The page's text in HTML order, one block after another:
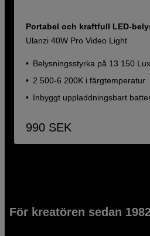
Portabel och kraftfull LED-
Ulanzi 40W Pro Video Light
Belysningsstyrka på 13 150
2 500-6 200K i färgtemperatur
Inbyggt uppladdningsbart
990 SEK
För kreatören sedan